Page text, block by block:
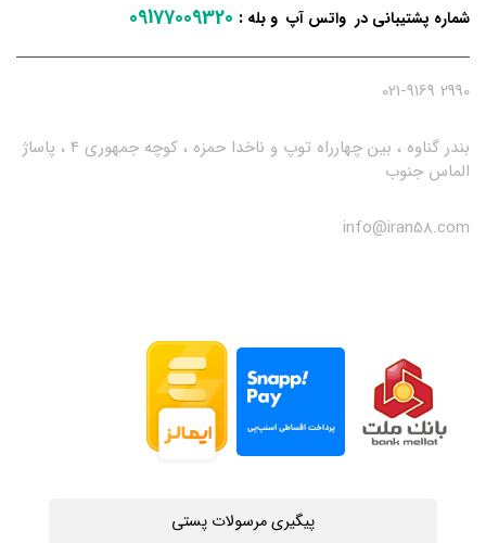
شماره پشتیبانی در واتس آپ و بله :
09177009320
2990 021-9169
بندر گناوه ، بین چهارراه توپ و ناخدا حمزه ، کوچه جمهوری 4 ، پاساژ
الماس جنوب
info@iran58.com
پیگیری مرسولات پستی